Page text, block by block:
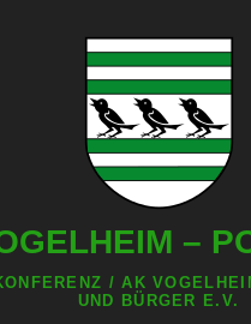
–
/ AK
UND BÜRGER E.V.